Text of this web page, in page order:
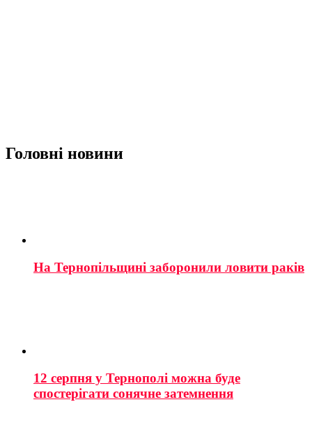
Головні новини
На Тернопільщині заборонили ловити раків
12 серпня у Тернополі можна буде
спостерігати сонячне затемнення